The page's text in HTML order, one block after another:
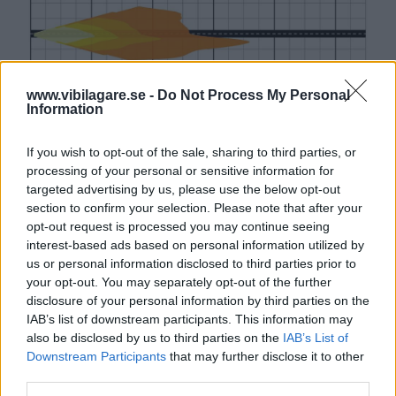
www.vibilagare.se - Do Not Process My Personal
Information
If you wish to opt-out of the sale, sharing to third parties, or
processing of your personal or sensitive information for
targeted advertising by us, please use the below opt-out
section to confirm your selection. Please note that after your
opt-out request is processed you may continue seeing
interest-based ads based on personal information utilized by
us or personal information disclosed to third parties prior to
your opt-out. You may separately opt-out of the further
disclosure of your personal information by third parties on the
IAB’s list of downstream participants. This information may
also be disclosed by us to third parties on the IAB’s List of
Downstream Participants that may further disclose it to other